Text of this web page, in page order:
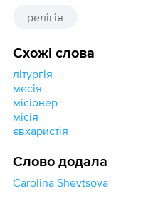
релігія
Схожі слова
літургія
месія
місіонер
місія
євхаристія
Слово додала
Carolina Shevtsova